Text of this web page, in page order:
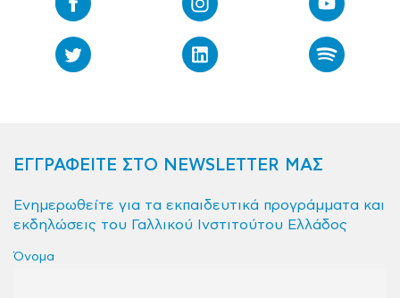
ΕΓΓΡΑΦΕΙΤΕ ΣΤΟ NEWSLETTER ΜΑΣ
Ενημερωθείτε για τα εκπαιδευτικά προγράμματα και
εκδηλώσεις του Γαλλικού Ινστιτούτου Ελλάδος
Όνομα